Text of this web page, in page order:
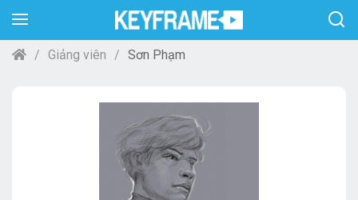
Giảng viên Sơn Phạm